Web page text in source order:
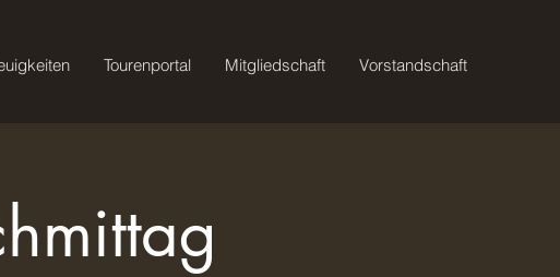
Tourenportal Mitgliedschaft Vorstandschaft